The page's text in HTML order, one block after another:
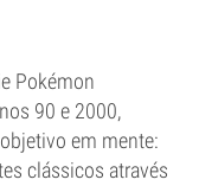
Pokémon
90 e 2000,
em mente:
clássicos através